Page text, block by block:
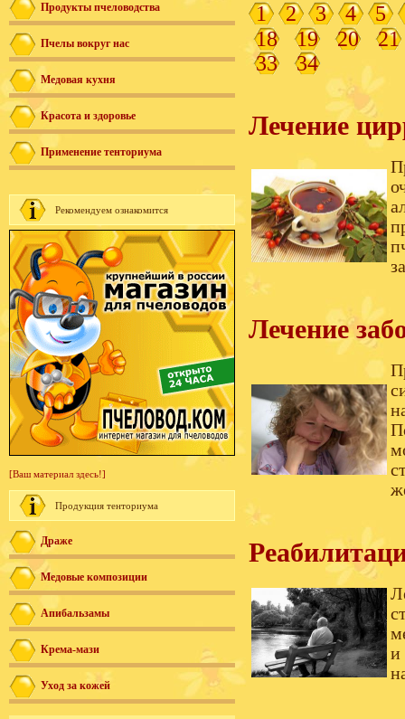
Продукты пчеловодства
Пчелы вокруг нас
Медовая кухня
Красота и здоровье
Применение тенториума
Рекомендуем ознакомится
[Ваш материал здесь!]
Продукция тенториума
Драже
Медовые композиции
Апибальзамы
Крема-мази
Уход за кожей
1 2 3 4
5
18
19 20
21
33
34
Лечение
Лечение
и